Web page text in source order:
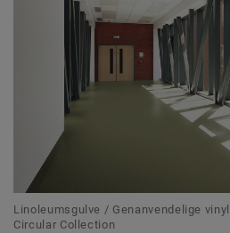
Linoleumsgulve / Genanvendelige
Circular Collection